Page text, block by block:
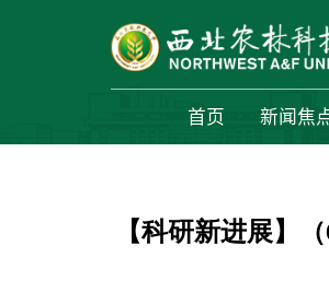
首页 新闻焦
【科研新进展】